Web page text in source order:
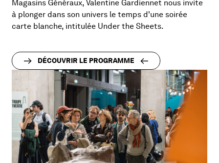
Magasins Généraux, Valentine Gardiennet nous invite
à plonger dans son univers le temps d'une soirée
carte blanche, intitulée Under the Sheets.
DÉCOUVRIR LE PROGRAMME